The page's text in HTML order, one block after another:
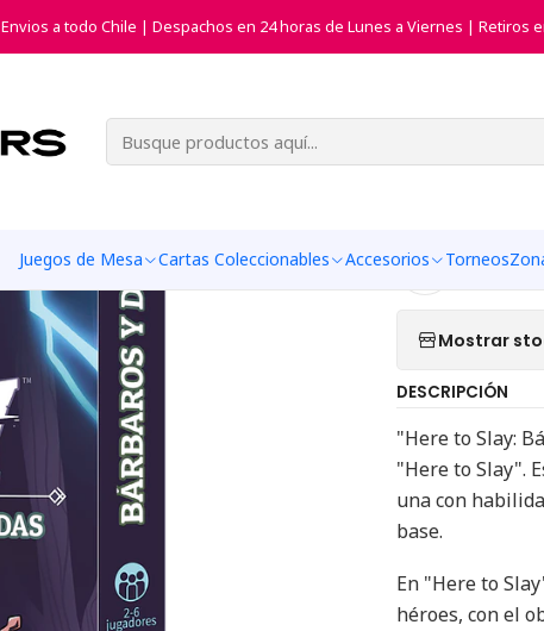
Juegos de Mesa Cartas Coleccionables Accesorios Torneos
Envios a todo Chile | Despachos en 24 horas de Lunes a Viernes | Retiros
Inicio Juegos de Mesa Juegos de Estrategia Here to Slay -
Here
Agregar
Mostrar
DESCRIPCIÓN
"Here to Slay:
"Here to Slay".
una con
base.
En "Here to
héroes, con el